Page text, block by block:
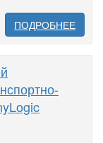
ПОДРОБНЕЕ